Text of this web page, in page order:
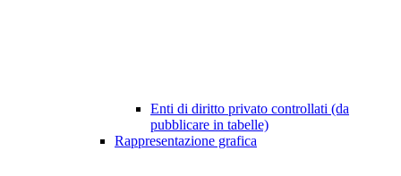
Enti di diritto privato controllati (da
pubblicare in tabelle)
Rappresentazione grafica